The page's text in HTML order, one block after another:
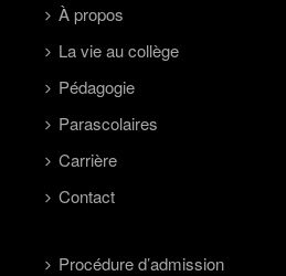
À propos
La vie au collège
Pédagogie
Parascolaires
Carrière
Contact
Procédure d’admission